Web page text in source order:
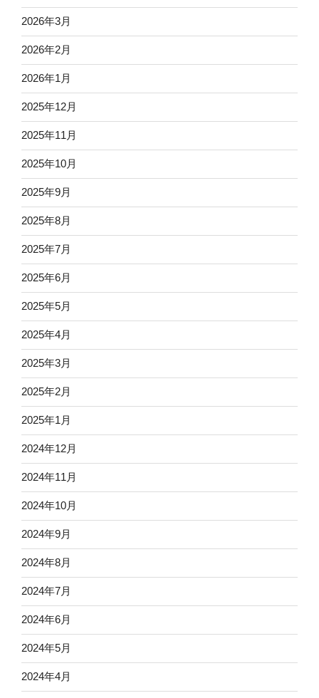
2026年3月
2026年2月
2026年1月
2025年12月
2025年11月
2025年10月
2025年9月
2025年8月
2025年7月
2025年6月
2025年5月
2025年4月
2025年3月
2025年2月
2025年1月
2024年12月
2024年11月
2024年10月
2024年9月
2024年8月
2024年7月
2024年6月
2024年5月
2024年4月